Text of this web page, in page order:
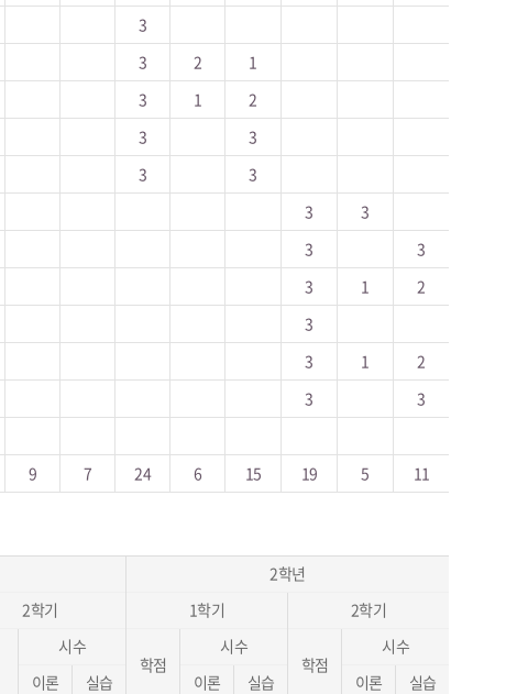
3
3 2
1
3 1
2
3
3
3
3
3
3
3
3
3 1
2
3
3 1
2
3
3
9 7 24 6 15 19 5 11
2학년
2학기 1학기 2학기
시수
학점
시수
학점
시수
이론 실습 이론 실습 이론 실습